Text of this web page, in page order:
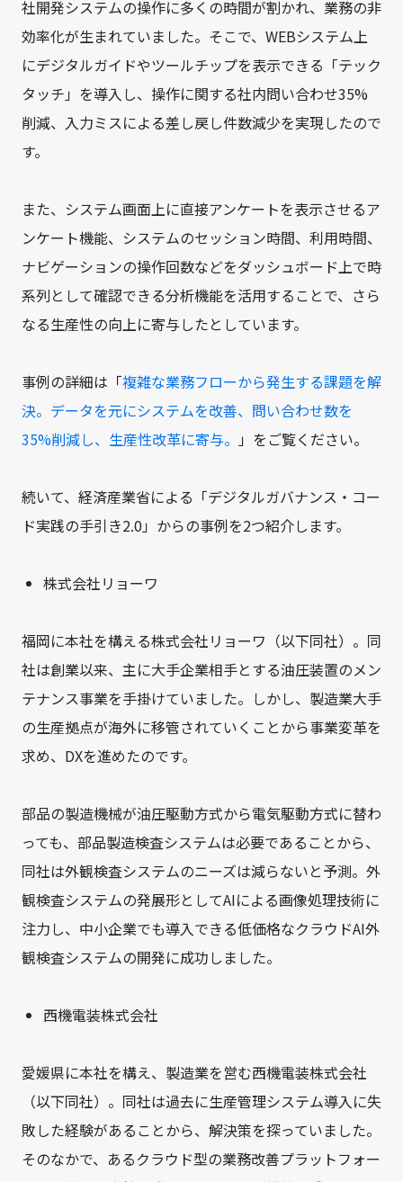
社開発システムの操作に多くの時間が割かれ、業務の非
効率化が生まれていました。そこで、WEBシステム上
にデジタルガイドやツールチップを表示できる「テック
タッチ」を導入し、操作に関する社内問い合わせ35%
削減、入力ミスによる差し戻し件数減少を実現したので
す。
また、システム画面上に直接アンケートを表示させるア
ンケート機能、システムのセッション時間、利用時間、
ナビゲーションの操作回数などをダッシュボード上で時
系列として確認できる分析機能を活用することで、さら
なる生産性の向上に寄与したとしています。
事例の詳細は「複雑な業務フローから発生する課題を解
決。データを元にシステムを改善、問い合わせ数を
35%削減し、生産性改革に寄与。 」をご覧ください。
続いて、経済産業省による「デジタルガバナンス・コー
ド実践の手引き2.0」からの事例を2つ紹介します。
株式会社リョーワ
福岡に本社を構える株式会社リョーワ（以下同社）。同
社は創業以来、主に大手企業相手とする油圧装置のメン
テナンス事業を手掛けていました。しかし、製造業大手
の生産拠点が海外に移管されていくことから事業変革を
求め、DXを進めたのです。
部品の製造機械が油圧駆動方式から電気駆動方式に替わ
っても、部品製造検査システムは必要であることから、
同社は外観検査システムのニーズは減らないと予測。外
観検査システムの発展形としてAIによる画像処理技術に
注力し、中小企業でも導入できる低価格なクラウドAI外
観検査システムの開発に成功しました。
西機電装株式会社
愛媛県に本社を構え、製造業を営む西機電装株式会社
（以下同社）。同社は過去に生産管理システム導入に失
敗した経験があることから、解決策を探っていました。
そのなかで、あるクラウド型の業務改善プラットフォー